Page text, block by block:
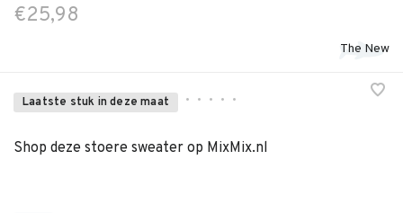
€25,98
The New
Laatste stuk in deze maat • • • • •
Shop deze stoere sweater op MixMix.nl